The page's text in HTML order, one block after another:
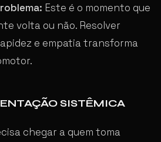
Este é o momento que
volta ou não. Resolver
e empatia transforma
SISTÊMICA
chegar a quem toma